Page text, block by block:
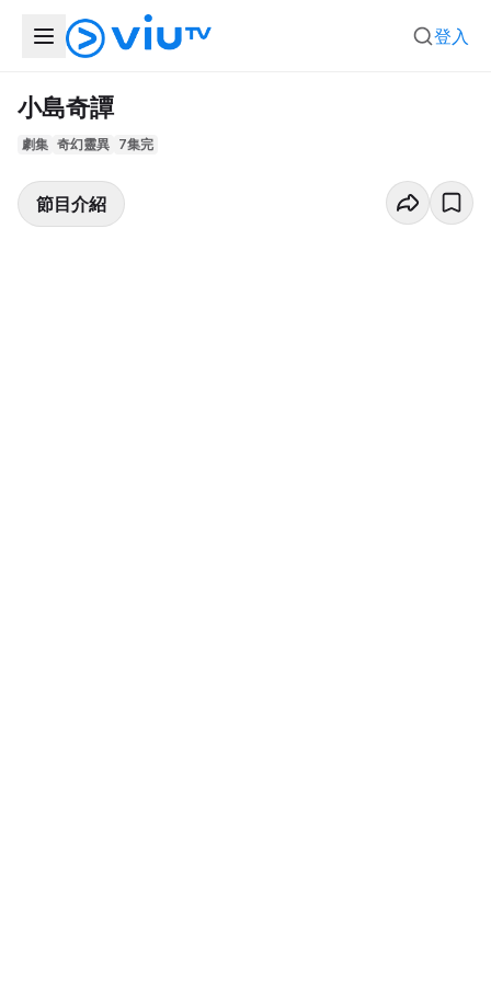
登入
小島奇譚
劇集 奇幻靈異 7集完
節目介紹